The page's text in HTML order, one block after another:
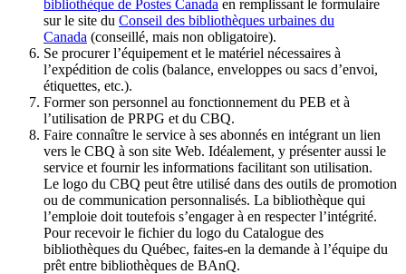
bibliothèque de Postes Canada en remplissant le formulaire
sur le site du Conseil des bibliothèques urbaines du
Canada (conseillé, mais non obligatoire).
Se procurer l’équipement et le matériel nécessaires à
l’expédition de colis (balance, enveloppes ou sacs d’envoi,
étiquettes, etc.).
Former son personnel au fonctionnement du PEB et à
l’utilisation de PRPG et du CBQ.
Faire connaître le service à ses abonnés en intégrant un lien
vers le CBQ à son site Web. Idéalement, y présenter aussi le
service et fournir les informations facilitant son utilisation.
Le logo du CBQ peut être utilisé dans des outils de promotion
ou de communication personnalisés. La bibliothèque qui
l’emploie doit toutefois s’engager à en respecter l’intégrité.
Pour recevoir le fichier du logo du Catalogue des
bibliothèques du Québec, faites-en la demande à l’équipe du
prêt entre bibliothèques de BAnQ.